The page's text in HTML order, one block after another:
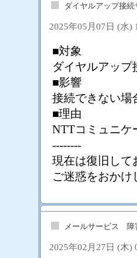
ダイヤルアップ接
2025年05月07日 (水)
■対象
ダイヤルアップ
■影響
接続できない場
■理由
NTTコミュニケ
--------
現在は復旧して
ご迷惑をおかけ
メールサービス 障
2025年02月27日 (木)